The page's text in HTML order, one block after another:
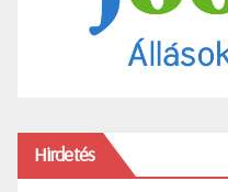
Hirdetés